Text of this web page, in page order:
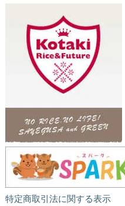
特定商取引法に関する表示